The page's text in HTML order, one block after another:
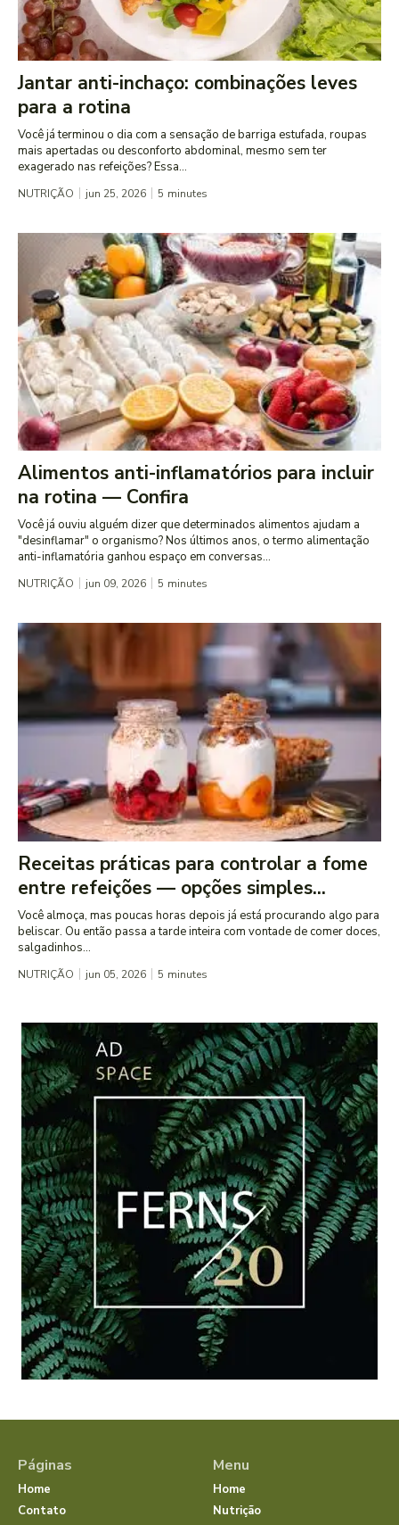
Jantar anti-inchaço: combinações leves
para a rotina
Você já terminou o dia com a sensação de barriga estufada, roupas
mais apertadas ou desconforto abdominal, mesmo sem ter
exagerado nas refeições? Essa...
NUTRIÇÃO jun 25, 2026 5 minutes
Alimentos anti-inflamatórios para incluir
na rotina — Confira
Você já ouviu alguém dizer que determinados alimentos ajudam a
"desinflamar" o organismo? Nos últimos anos, o termo alimentação
anti-inflamatória ganhou espaço em conversas...
NUTRIÇÃO jun 09, 2026 5 minutes
Receitas práticas para controlar a fome
entre refeições — opções simples...
Você almoça, mas poucas horas depois já está procurando algo para
beliscar. Ou então passa a tarde inteira com vontade de comer doces,
salgadinhos...
NUTRIÇÃO jun 05, 2026 5 minutes
Páginas
Home
Contato
Menu
Home
Nutrição